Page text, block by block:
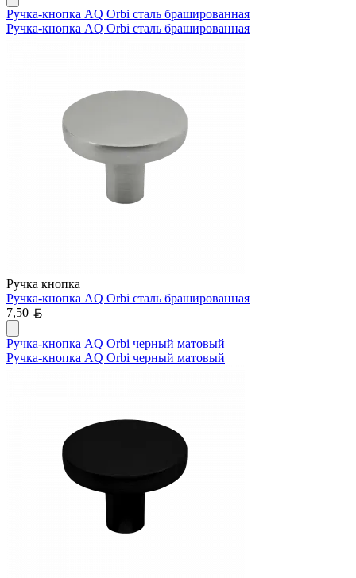
Ручка-кнопка AQ Orbi сталь брашированная
Ручка-кнопка AQ Orbi сталь брашированная
Ручка кнопка
Ручка-кнопка AQ Orbi сталь брашированная
7,50
Ручка-кнопка AQ Orbi черный матовый
Ручка-кнопка AQ Orbi черный матовый